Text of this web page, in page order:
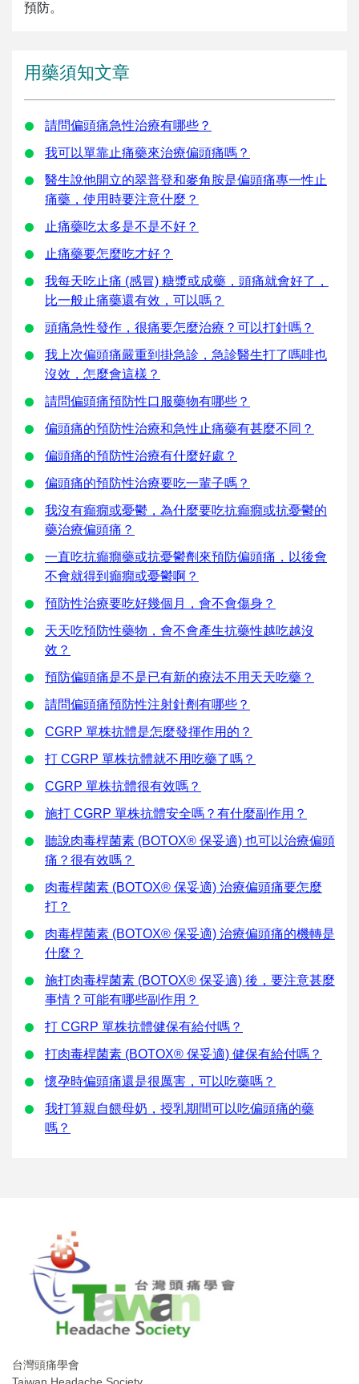
預防。
用藥須知文章
請問偏頭痛急性治療有哪些？
我可以單靠止痛藥來治療偏頭痛嗎？
醫生說他開立的翠普登和麥角胺是偏頭痛專一性止
痛藥，使用時要注意什麼？
止痛藥吃太多是不是不好？
止痛藥要怎麼吃才好？
我每天吃止痛 (感冒) 糖漿或成藥，頭痛就會好了，
比一般止痛藥還有效，可以嗎？
頭痛急性發作，很痛要怎麼治療？可以打針嗎？
我上次偏頭痛嚴重到掛急診，急診醫生打了嗎啡也
沒效，怎麼會這樣？
請問偏頭痛預防性口服藥物有哪些？
偏頭痛的預防性治療和急性止痛藥有甚麼不同？
偏頭痛的預防性治療有什麼好處？
偏頭痛的預防性治療要吃一輩子嗎？
我沒有癲癇或憂鬱，為什麼要吃抗癲癇或抗憂鬱的
藥治療偏頭痛？
一直吃抗癲癇藥或抗憂鬱劑來預防偏頭痛，以後會
不會就得到癲癇或憂鬱啊？
預防性治療要吃好幾個月，會不會傷身？
天天吃預防性藥物，會不會產生抗藥性越吃越沒
效？
預防偏頭痛是不是已有新的療法不用天天吃藥？
請問偏頭痛預防性注射針劑有哪些？
CGRP 單株抗體是怎麼發揮作用的？
打 CGRP 單株抗體就不用吃藥了嗎？
CGRP 單株抗體很有效嗎？
施打 CGRP 單株抗體安全嗎？有什麼副作用？
聽說肉毒桿菌素 (BOTOX® 保妥適) 也可以治療偏頭
痛？很有效嗎？
肉毒桿菌素 (BOTOX® 保妥適) 治療偏頭痛要怎麼
打？
肉毒桿菌素 (BOTOX® 保妥適) 治療偏頭痛的機轉是
什麼？
施打肉毒桿菌素 (BOTOX® 保妥適) 後，要注意甚麼
事情？可能有哪些副作用？
打 CGRP 單株抗體健保有給付嗎？
打肉毒桿菌素 (BOTOX® 保妥適) 健保有給付嗎？
懷孕時偏頭痛還是很厲害，可以吃藥嗎？
我打算親自餵母奶，授乳期間可以吃偏頭痛的藥
嗎？
台灣頭痛學會